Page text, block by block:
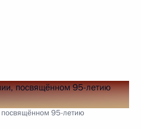
посвящённом 95-летию